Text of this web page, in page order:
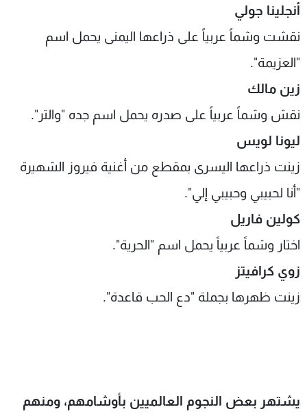
أنجلينا جولي
نقشت وشماً عربياً على ذراعها اليمنى يحمل اسم
"العزيمة".
زين مالك
نقش وشماً عربياً على صدره يحمل اسم جده "والتر".
ليونا لويس
زينت ذراعها اليسرى بمقطع من أغنية فيروز الشهيرة
"أنا لحبيبي وحبيبي إلي".
كولين فاريل
اختار وشماً عربياً يحمل اسم "الحرية".
زوي كرافيتز
زينت ظهرها بجملة "دع الحب قاعدة".
يشتهر بعض النجوم العالميين بأوشامهم، ومنهم